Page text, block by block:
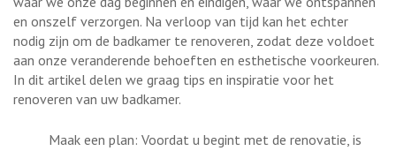
en onszelf verzorgen. Na verloop van tijd kan het echter
nodig zijn om de badkamer te renoveren, zodat deze voldoet
aan onze veranderende behoeften en esthetische voorkeuren.
In dit artikel delen we graag tips en inspiratie voor het
renoveren van uw badkamer.
Maak een plan: Voordat u begint met de renovatie, is